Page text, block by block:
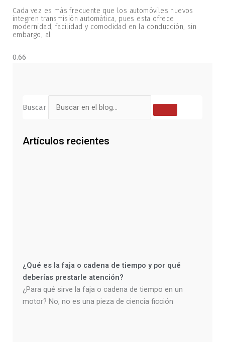
Cada vez es más frecuente que los automóviles nuevos
integren transmisión automática, pues esta ofrece
modernidad, facilidad y comodidad en la conducción, sin
embargo, al
Buscar
Artículos recientes
¿Qué es la faja o cadena de tiempo y por qué
deberías prestarle atención?
¿Para qué sirve la faja o cadena de tiempo en un
motor? No, no es una pieza de ciencia ficción